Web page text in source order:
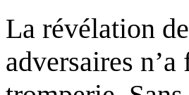
La révélation
adversaires